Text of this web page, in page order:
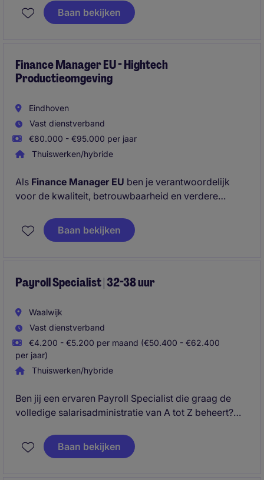
ingrijpende transformatie doormaakt. Je combineert
operationele betrokkenheid met financiële
en scherpe analyses. Daarbij bouw je niet alleen aan
rapportages en processen, maar ook aan de
Baan bekijken
Finance Manager EU - Hightech
Productieomgeving
Eindhoven
Vast dienstverband
€80.000 - €95.000 per jaar
Thuiswerken/hybride
Als Finance Manager EU ben je verantwoordelijk
voor de kwaliteit, betrouwbaarheid en verdere
binnen meerdere Europese entiteiten. Je bent
verantwoordelijk voor een team van 15 FTE met 4
verzorgt dat financiële informatie tijdig, volledig en
besluitvorming.
Baan bekijken
Payroll Specialist | 32-38 uur
Waalwijk
Vast dienstverband
€4.200 - €5.200 per maand (€50.400 - €62.400
per jaar)
Thuiswerken/hybride
Ben jij een ervaren Payroll Specialist die graag de
volledige salarisadministratie van A tot Z beheert?
groeiende retailorganisatie waar jij hét
aanspreekpunt bent voor alle payroll gerelateerde
Baan bekijken